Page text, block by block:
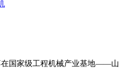
在国家级工程机械产业基地——山